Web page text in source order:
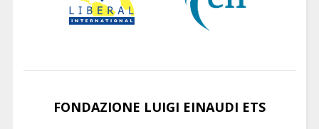
FONDAZIONE LUIGI EINAUDI ETS